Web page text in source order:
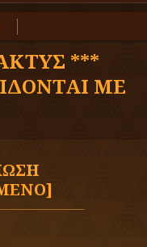
***
ΜΕ